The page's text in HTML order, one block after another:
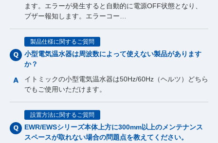
ます。エラーが発生すると自動的に電源OFF状態となり、
ブザー報知します。エラーコー…
製品仕様に関するご質問
小型電気温水器は周波数によって使えない製品があります
か？
イトミックの小型電気温水器は50Hz/60Hz（ヘルツ）どちら
でもご使用いただけます。
設置方法に関するご質問
EWR/EWSシリーズ本体上方に300mm以上のメンテナンス
スペースが取れない場合の問題点を教えてください。